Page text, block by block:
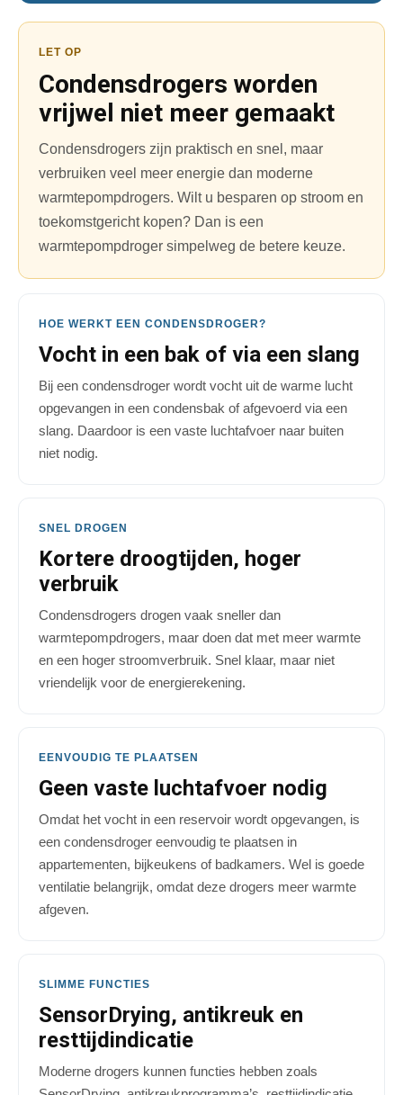
LET OP
Condensdrogers worden
vrijwel niet meer gemaakt
Condensdrogers zijn praktisch en snel, maar
verbruiken veel meer energie dan moderne
warmtepompdrogers. Wilt u besparen op stroom en
toekomstgericht kopen? Dan is een
warmtepompdroger simpelweg de betere keuze.
HOE WERKT EEN CONDENSDROGER?
Vocht in een bak of via een slang
Bij een condensdroger wordt vocht uit de warme lucht
opgevangen in een condensbak of afgevoerd via een
slang. Daardoor is een vaste luchtafvoer naar buiten
niet nodig.
SNEL DROGEN
Kortere droogtijden, hoger
verbruik
Condensdrogers drogen vaak sneller dan
warmtepompdrogers, maar doen dat met meer warmte
en een hoger stroomverbruik. Snel klaar, maar niet
vriendelijk voor de energierekening.
EENVOUDIG TE PLAATSEN
Geen vaste luchtafvoer nodig
Omdat het vocht in een reservoir wordt opgevangen, is
een condensdroger eenvoudig te plaatsen in
appartementen, bijkeukens of badkamers. Wel is goede
ventilatie belangrijk, omdat deze drogers meer warmte
afgeven.
SLIMME FUNCTIES
SensorDrying, antikreuk en
resttijdindicatie
Moderne drogers kunnen functies hebben zoals